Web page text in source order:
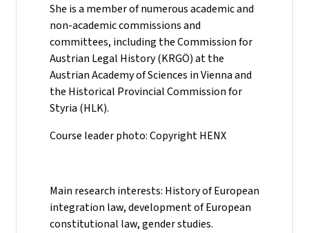
She is a member of numerous academic and
non-academic commissions and
committees, including the Commission for
Austrian Legal History (KRGÖ) at the
Austrian Academy of Sciences in Vienna and
the Historical Provincial Commission for
Styria (HLK).
Course leader photo: Copyright HENX
Main research interests: History of European
integration law, development of European
constitutional law, gender studies.